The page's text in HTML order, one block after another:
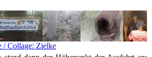
/ Collage: Zielke